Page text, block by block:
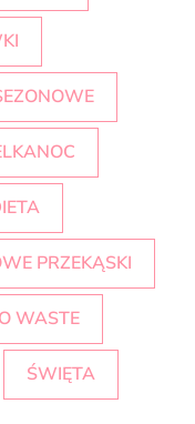
PRZEKĄSKI
WASTE
ŚWIĘTA